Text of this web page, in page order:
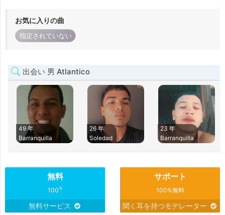
お気に入りの曲
指定されていない
出会い 男 Atlantico
49 年
Barranquilla
26 年
Soledad
23 年
Barranquilla
無料
100%
無料サービス
サポート
100%無料
聞く耳を持つモデレーター